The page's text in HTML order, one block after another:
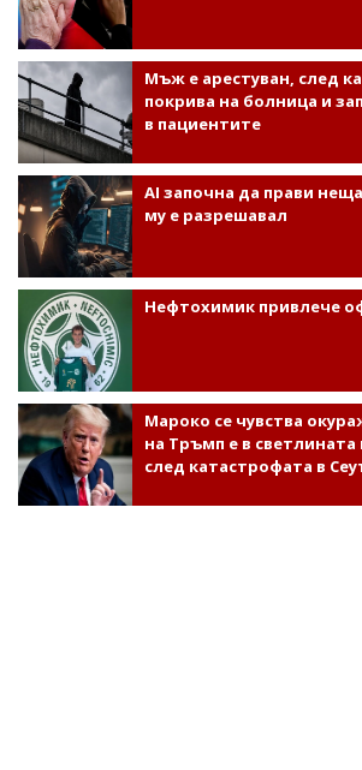
Мъж е арестуван, след
покрива на болница и
в пациентите
AI започна да прави
му е разрешавал
Нефтохимик привлече
Мароко се чувства
на Тръмп е в
след катастрофата в